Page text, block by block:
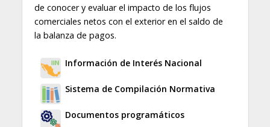
de conocer y evaluar el impacto de los flujos
comerciales netos con el exterior en el saldo de
la balanza de pagos.
Información de Interés Nacional
Sistema de Compilación Normativa
Documentos programáticos